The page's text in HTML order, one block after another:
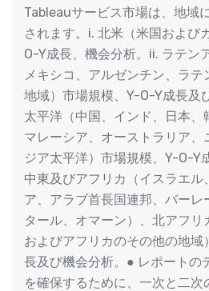
Tableauサービス市場は、地域
されます。i. 北米（米国および
O-Y成長、機会分析。ii. ラテン
メキシコ、アルゼンチン、ラ
地域）市場規模、Y-O-Y成長及
太平洋（中国、インド、日本、
マレーシア、オーストラリア、
ジア太平洋）市場規模、Y-O-Y
中東及びアフリカ（イスラエル
ア、アラブ首長国連邦、バーレ
タール、オマーン）、北アフ
およびアフリカのその他の地
長及び機会分析。● レポートの
を確保するために、一次と二次